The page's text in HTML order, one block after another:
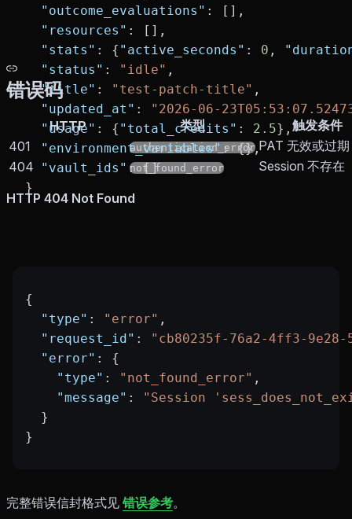
  "outcome_evaluations"
: [],
  "resources"
: [],
  "stats"
: { "active_seconds" : 0 ,
  "status"
: "idle" ,
  "title"
: "test-patch-title" ,
  "updated_at"
:
"2026-06-
  "usage"
: { "total_credits" : 2.5},
  "environment_variables"
: {},
  "vault_ids"
: []
}
错误码
HTTP 类型
触发条件
401
authentication_error PAT 无效或过期
404
not_found_error Session 不存在
HTTP 404 Not Found
{
  "type"
: "error" ,
  "request_id"
:
"cb80235f-76a2-4ff3-9e28-
  "error"
: {
    "type"
: "not_found_error" ,
    "message"
:
"Session
  }
}
完整错误信封格式见 错误参考。